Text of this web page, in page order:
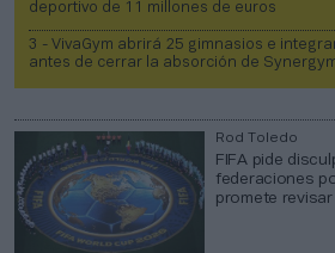
deportivo de 11 millones de euros
3 - VivaGym abrirá 25 gimnasios e
antes de cerrar la absorción de
Rod Toledo
FIFA pide
federaciones
promete